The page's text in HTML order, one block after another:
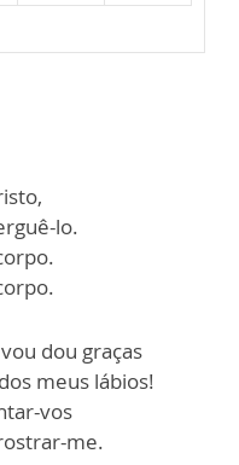
lo.
dou graças
meus lábios!
vos
me.